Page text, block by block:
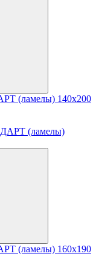
(ламелы) 140х200
(ламелы) 160х190